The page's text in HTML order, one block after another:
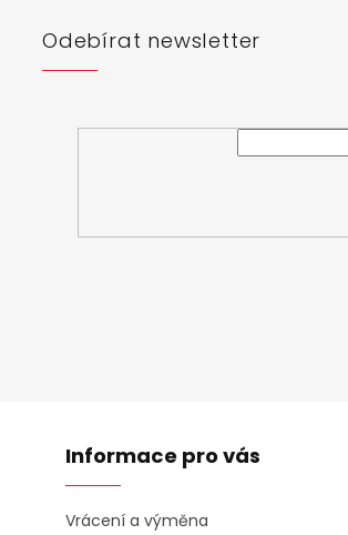
Odebírat newsletter
Informace pro vás
Vrácení a výměna